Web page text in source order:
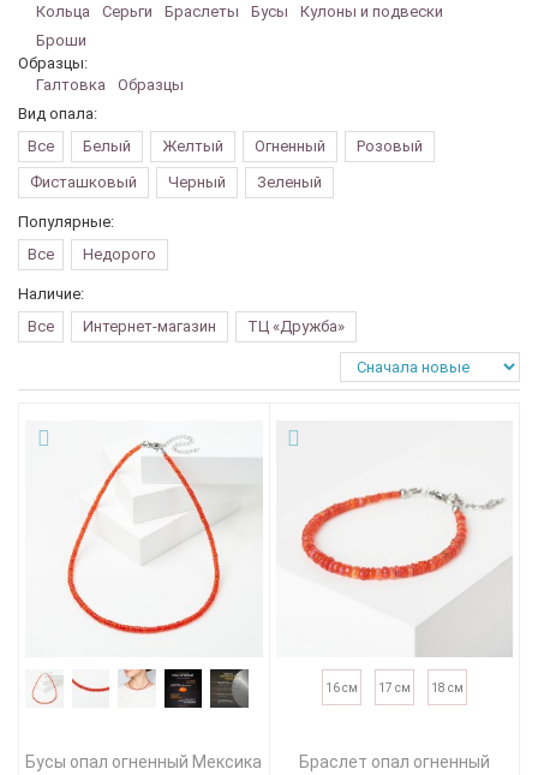
Кольца
Серьги Браслеты Бусы
Кулоны и подвески
Броши
Образцы:
Галтовка
Образцы
Вид опала:
Все
Белый Желтый Огненный
Розовый
Фисташковый
Черный Зеленый
Популярные:
Все
Недорого
Наличие:
Все
Интернет-магазин ТЦ «Дружба»
Бусы опал огненный Мексика
16 см 17 см 18 см
Браслет опал огненный